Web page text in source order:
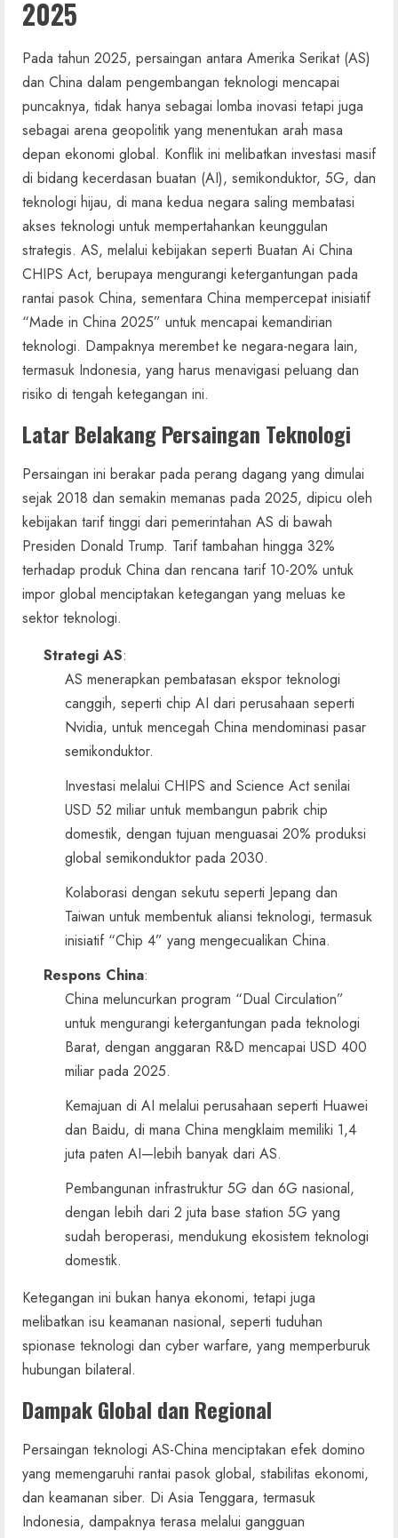
2025
Pada tahun 2025, persaingan antara Amerika Serikat (AS)
dan China dalam pengembangan teknologi mencapai
puncaknya, tidak hanya sebagai lomba inovasi tetapi juga
sebagai arena geopolitik yang menentukan arah masa
depan ekonomi global. Konflik ini melibatkan investasi masif
di bidang kecerdasan buatan (AI), semikonduktor, 5G, dan
teknologi hijau, di mana kedua negara saling membatasi
akses teknologi untuk mempertahankan keunggulan
strategis. AS, melalui kebijakan seperti Buatan Ai China
CHIPS Act, berupaya mengurangi ketergantungan pada
rantai pasok China, sementara China mempercepat inisiatif
“Made in China 2025” untuk mencapai kemandirian
teknologi. Dampaknya merembet ke negara-negara lain,
termasuk Indonesia, yang harus menavigasi peluang dan
risiko di tengah ketegangan ini.
Latar Belakang Persaingan Teknologi
Persaingan ini berakar pada perang dagang yang dimulai
sejak 2018 dan semakin memanas pada 2025, dipicu oleh
kebijakan tarif tinggi dari pemerintahan AS di bawah
Presiden Donald Trump. Tarif tambahan hingga 32%
terhadap produk China dan rencana tarif 10-20% untuk
impor global menciptakan ketegangan yang meluas ke
sektor teknologi.
Strategi AS:
AS menerapkan pembatasan ekspor teknologi
canggih, seperti chip AI dari perusahaan seperti
Nvidia, untuk mencegah China mendominasi pasar
semikonduktor.
Investasi melalui CHIPS and Science Act senilai
USD 52 miliar untuk membangun pabrik chip
domestik, dengan tujuan menguasai 20% produksi
global semikonduktor pada 2030.
Kolaborasi dengan sekutu seperti Jepang dan
Taiwan untuk membentuk aliansi teknologi, termasuk
inisiatif “Chip 4” yang mengecualikan China.
Respons China:
China meluncurkan program “Dual Circulation”
untuk mengurangi ketergantungan pada teknologi
Barat, dengan anggaran R&D mencapai USD 400
miliar pada 2025.
Kemajuan di AI melalui perusahaan seperti Huawei
dan Baidu, di mana China mengklaim memiliki 1,4
juta paten AI—lebih banyak dari AS.
Pembangunan infrastruktur 5G dan 6G nasional,
dengan lebih dari 2 juta base station 5G yang
sudah beroperasi, mendukung ekosistem teknologi
domestik.
Ketegangan ini bukan hanya ekonomi, tetapi juga
melibatkan isu keamanan nasional, seperti tuduhan
spionase teknologi dan cyber warfare, yang memperburuk
hubungan bilateral.
Dampak Global dan Regional
Persaingan teknologi AS-China menciptakan efek domino
yang memengaruhi rantai pasok global, stabilitas ekonomi,
dan keamanan siber. Di Asia Tenggara, termasuk
Indonesia, dampaknya terasa melalui gangguan